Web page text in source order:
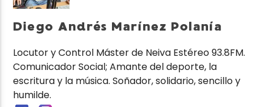
Diego Andrés Marínez Polanía
Locutor y Control Máster de Neiva Estéreo 93.8FM.
Comunicador Social; Amante del deporte, la
escritura y la música. Soñador, solidario, sencillo y
humilde.